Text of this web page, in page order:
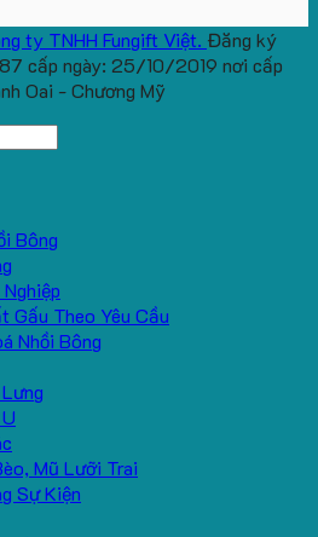
ty TNHH Fungift Việt. Đăng ký
cấp ngày: 25/10/2019 nơi cấp
Oai - Chương Mỹ
Bông
Gấu Theo Yêu Cầu
Nhồi Bông
Mũ Lưỡi Trai
Sự Kiện